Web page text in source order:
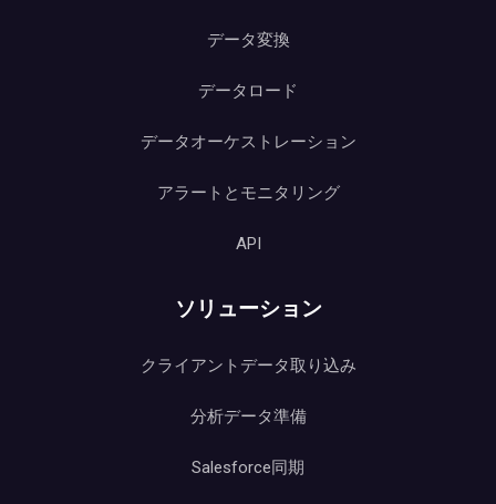
データ変換
データロード
データオーケストレーション
アラートとモニタリング
API
ソリューション
クライアントデータ取り込み
分析データ準備
Salesforce同期